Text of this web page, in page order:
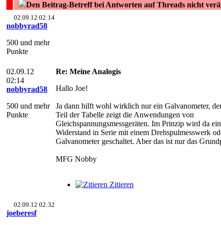
Den Beitrag-Betreff bei Antworten auf Threads nicht
02.09.12 02:14
nobbyrad58
500 und mehr
Punkte
02.09.12
02:14
nobbyrad58
500 und mehr
Punkte
Re: Meine Analogis
Hallo Joe!
Ja dann hilft wohl wirklich nur ein Galvanometer,
Teil der Tabelle zeigt die Anwendungen von
Gleichspannungsmessgeräten. Im Prinzip wird da ein
Widerstand in Serie mit einem Drehspulmesswerk
Galvanometer geschaltet. Aber das ist nur das
MFG Nobby
Zitieren
02.09.12 02:32
joeberesf